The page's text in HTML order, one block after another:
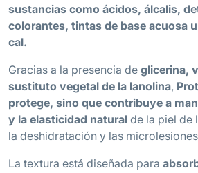
sustancias como ácidos, álcalis,
colorantes, tintas de base acuosa
cal.
Gracias a la presencia de glicerina,
sustituto vegetal de la lanolina,
protege, sino que contribuye a
y la elasticidad natural de la piel de
la deshidratación y las
La textura está diseñada para